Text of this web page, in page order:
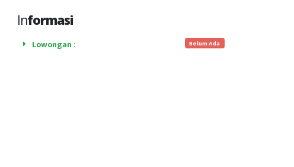
Informasi
Lowongan : Belum Ada